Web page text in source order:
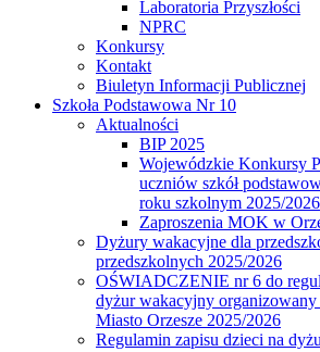
Laboratoria Przyszłości
NPRC
Konkursy
Kontakt
Biuletyn Informacji Publicznej
Szkoła Podstawowa Nr 10
Aktualności
BIP 2025
Wojewódzkie Konkursy
uczniów szkół
roku szkolnym 2025/2026
Zaproszenia MOK w
Dyżury wakacyjne dla
przedszkolnych 2025/2026
OŚWIADCZENIE nr 6 do
dyżur wakacyjny
Miasto Orzesze 2025/2026
Regulamin zapisu dzieci na